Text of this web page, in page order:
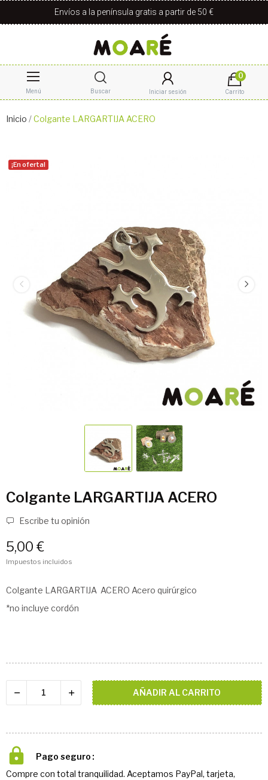
Envíos a la península gratis a partir de 50 €
Menú Buscar Iniciar sesión
0
Carrito
Inicio Colgante LARGARTIJA ACERO
¡En oferta!
Colgante LARGARTIJA ACERO
Escribe tu opinión
5,00 €
Impuestos incluidos
Colgante LARGARTIJA ACERO Acero quirúrgico
*no incluye cordón
AÑADIR AL CARRITO
Pago seguro
Compre con total tranquilidad. Aceptamos PayPal, tarjeta,